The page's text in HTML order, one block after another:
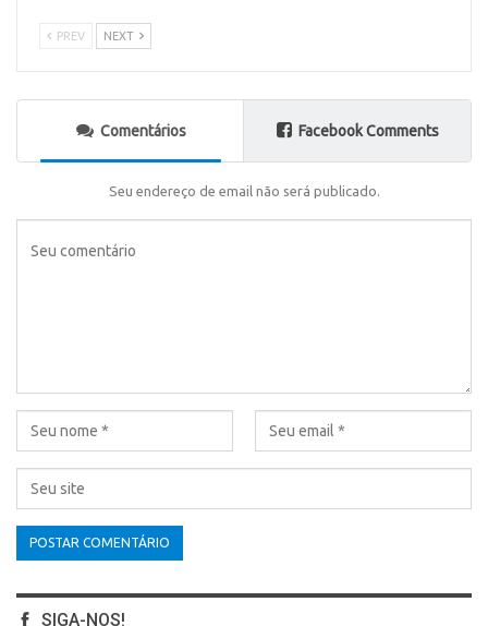
PREV NEXT
Comentários Facebook Comments
Seu endereço de email não será publicado.
SIGA-NOS!